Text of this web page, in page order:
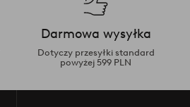
Darmowa wysyłka
Dotyczy przesyłki standard
powyżej 599 PLN